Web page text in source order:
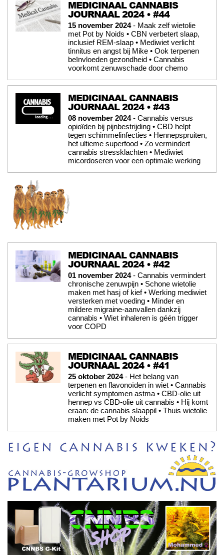
MEDICINAAL CANNABIS
JOURNAAL 2024 • #44
15 november 2024- Maak zelf wietolie
met Pot by Noids • CBN verbetert slaap,
inclusief REM-slaap • Mediwiet verlicht
tinnitus en angst bij Mike • Ook terpenen
beïnvloeden gezondheid • Cannabis
voorkomt zenuwschade door chemo
MEDICINAAL CANNABIS
JOURNAAL 2024 • #43
08 november 2024- Cannabis versus
opioïden bij pijnbestrijding • CBD helpt
tegen schimmelinfecties • Hennepspruiten,
het ultieme superfood • Zo vermindert
cannabis stressklachten • Mediwiet
micordoseren voor een optimale werking
MEDICINAAL CANNABIS
JOURNAAL 2024 • #42
01 november 2024- Cannabis vermindert
chronische zenuwpijn • Schone wietolie
maken met hasj of kief • Werking mediwiet
versterken met voeding • Minder en
mildere migraine-aanvallen dankzij
cannabis • Wiet inhaleren is géén trigger
voor COPD
MEDICINAAL CANNABIS
JOURNAAL 2024 • #41
25 oktober 2024- Het belang van
terpenen en flavonoïden in wiet • Cannabis
verlicht symptomen astma • CBD-olie uit
hennep vs CBD-olie uit cannabis • Hij komt
eraan: de cannabis slaappil • Thuis wietolie
maken met Pot by Noids